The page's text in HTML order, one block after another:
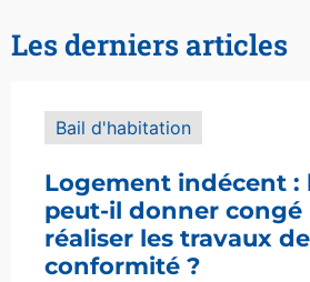
Les derniers articles
Bail d'habitation
Logement indécent :
peut-il donner congé
réaliser les travaux
conformité ?